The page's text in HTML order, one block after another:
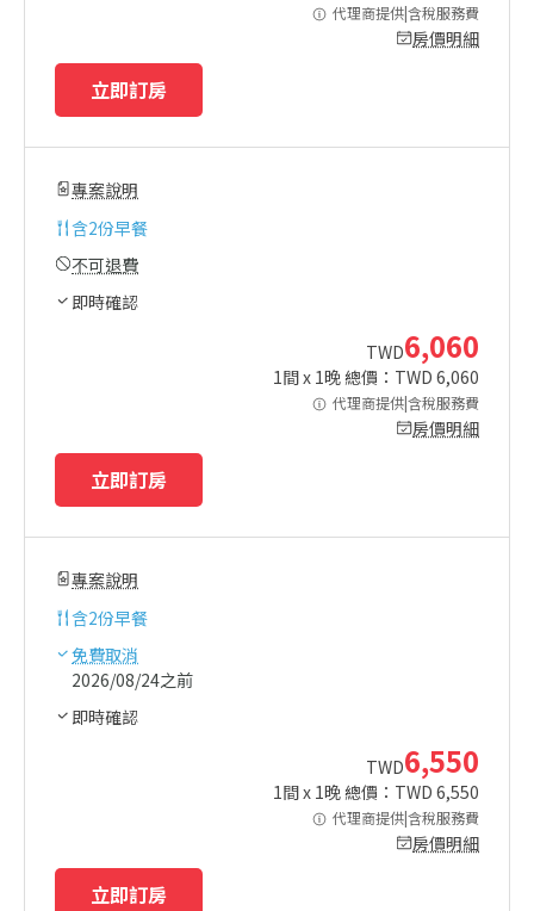
代理商提供|含稅服務費
房價明細
立即訂房
專案說明
含2份早餐
不可退費
即時確認
TWD6,060
1間 x 1晚 總價：TWD 6,060
代理商提供|含稅服務費
房價明細
立即訂房
專案說明
含2份早餐
免費取消
2026/08/24之前
即時確認
TWD6,550
1間 x 1晚 總價：TWD 6,550
代理商提供|含稅服務費
房價明細
立即訂房